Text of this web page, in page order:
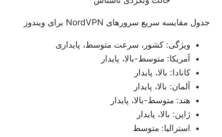
جدول مقایسه سریع سرورهای NordVPN برای ویندوز
ویژگی: کشور، سرعت متوسط، پایداری
آمریکا: متوسط-بالا، پایدار
کانادا: بالا، پایدار
آلمان: بالا، پایدار
هند: متوسط-بالا، پایدار
ژاپن: بالا، پایدار
استرالیا: متوسط